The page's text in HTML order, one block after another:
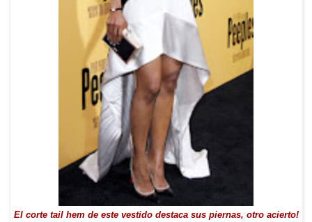
El corte tail hem de este vestido destaca sus piernas, otro acierto!